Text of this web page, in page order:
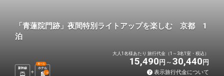
「青蓮院門跡」夜間特別ライトアップを楽しむ 京都 1
泊
新幹線 ホテル
選べる
1 泊
大人1名様あたり 旅行代金（1～3名1室・税込）
15,490 円 30,440 円
表示旅行代金について